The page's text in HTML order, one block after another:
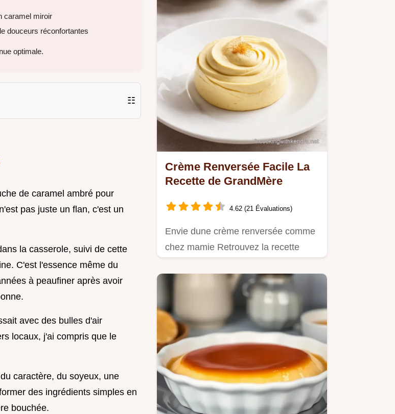
caramel miroir
douceurs réconfortantes
optimale.
☷
de caramel ambré pour
pas juste un flan, c'est un
la casserole, suivi de cette
C'est l'essence même du
à peaufiner après avoir
avec des bulles d'air
locaux, j'ai compris que le
caractère, du soyeux, une
des ingrédients simples en
bouchée.
Crème Renversée Facile La
Recette de GrandMère
4.62 (21 Évaluations)
Envie dune crème renversée comme
chez mamie Retrouvez la recette